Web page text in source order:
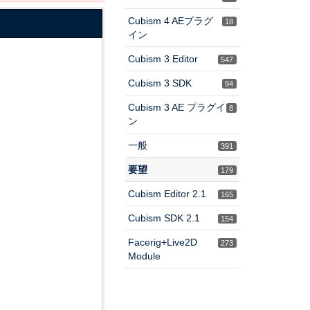
18
Cubism 4 AEプラグ
イン
547
Cubism 3 Editor
94
Cubism 3 SDK
8
Cubism 3 AE プラグイ
ン
391
一般
179
要望
165
Cubism Editor 2.1
154
Cubism SDK 2.1
273
Facerig+Live2D
Module